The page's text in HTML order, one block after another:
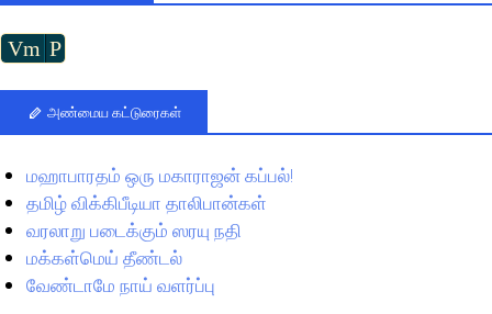
Vm P
அண்மைய கட்டுரைகள்
மஹாபாரதம் ஒரு மகாராஜன் கப்பல்!
தமிழ் விக்கிபீடியா தாலிபான்கள்
வரலாறு படைக்கும் ஸரயு நதி
மக்கள்மெய் தீண்டல்
வேண்டாமே நாய் வளர்ப்பு